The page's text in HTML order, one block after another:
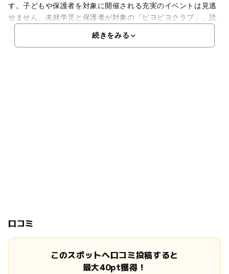
す。子どもや保護者を対象に開催される充実のイベントは見逃
せません。未就学児と保護者が対象の「ピヨピヨクラブ」、読
続きをみる
口コミ
このスポットへ口コミ投稿すると
最大40pt獲得！